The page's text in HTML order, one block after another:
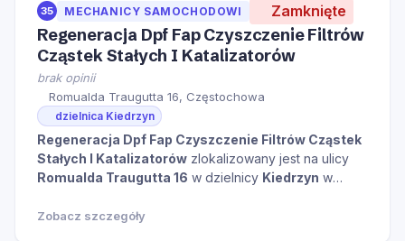
35 MECHANICY SAMOCHODOWI Zamknięte
Regeneracja Dpf Fap Czyszczenie Filtrów
Cząstek Stałych I Katalizatorów
brak opinii
Romualda Traugutta 16, Częstochowa
dzielnica Kiedrzyn
Regeneracja Dpf Fap Czyszczenie Filtrów Cząstek
Stałych I Katalizatorów zlokalizowany jest na ulicy
Romualda Traugutta 16 w dzielnicy Kiedrzyn w
informacji na temat tego miejsca.
Zobacz szczegóły